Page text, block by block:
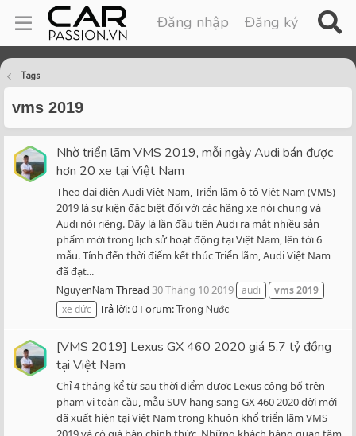
Đăng nhập Đăng ký
Tags
vms 2019
Nhờ triển lãm VMS 2019, mỗi ngày Audi bán được
hơn 20 xe tại Việt Nam
Theo đại diện Audi Việt Nam, Triển lãm ô tô Việt Nam (VMS)
2019 là sự kiện đặc biệt đối với các hãng xe nói chung và
Audi nói riêng. Đây là lần đầu tiên Audi ra mắt nhiều sản
phẩm mới trong lịch sử hoạt động tại Việt Nam, lên tới 6
mẫu. Tính đến thời điểm kết thúc Triển lãm, Audi Việt Nam
đã đạt...
NguyenNam Thread 30 Tháng 10 2019 audi vms2019
xe đức
Trả lời: 0 Forum:Trong Nước
[VMS 2019] Lexus GX 460 2020 giá 5,7 tỷ đồng
tại Việt Nam
Chỉ 4 tháng kể từ sau thời điểm được Lexus công bố trên
phạm vi toàn cầu, mẫu SUV hạng sang GX 460 2020 đời mới
đã xuất hiện tại Việt Nam trong khuôn khổ triển lãm VMS